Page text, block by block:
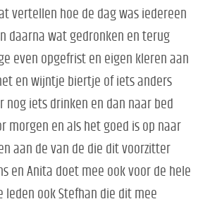
vertellen hoe de dag was iedereen
daarna wat gedronken en terug
even opgefrist en eigen kleren aan
en wijntje biertje of iets anders
nog iets drinken en dan naar bed
morgen en als het goed is op naar
aan de van de die dit voorzitter
en Anita doet mee ook voor de hele
leden ook Stefhan die dit mee